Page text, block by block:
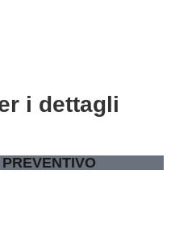
i dettagli